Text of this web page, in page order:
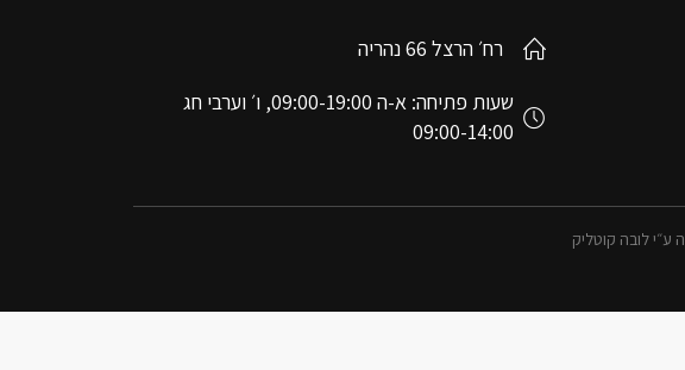
רח׳ הרצל 66 נהריה
שעות פתיחה: א-ה 09:00-19:00, ו׳ וערבי חג
09:00-14:00